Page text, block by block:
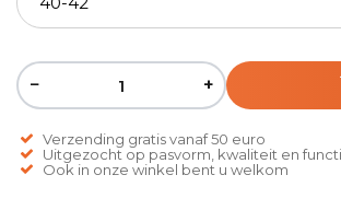
− +
Verzending gratis vanaf 50 euro
Uitgezocht op pasvorm, kwaliteit en
Ook in onze winkel bent u welkom